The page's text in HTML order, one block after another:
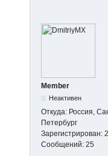
Member
Неактивен
Откуда: Россия,
Петербург
Зарегистрирован:
Сообщений: 25